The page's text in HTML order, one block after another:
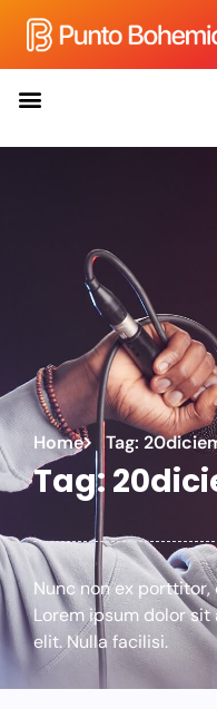
Home Tag:
Tag:
Nunc non ex porttitor,
Lorem ipsum dolor
elit. Nulla facilisi.